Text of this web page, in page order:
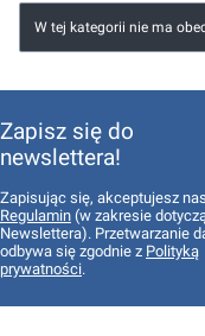
Lista produktów
W tej kategorii nie ma
Zapisz się do
newslettera!
Zapisując się, akceptujesz
Regulamin (w zakresie
Newslettera). Przetwarzanie
odbywa się zgodnie z Polityką
prywatności.